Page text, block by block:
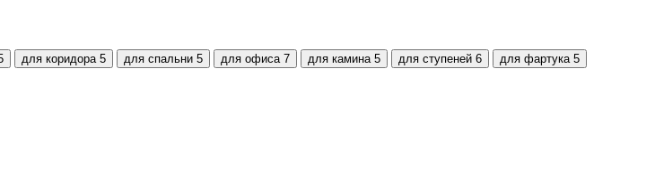
для коридора 5 для спальни 5 для офиса 7 для камина 5 для ступеней 6 для фартука 5